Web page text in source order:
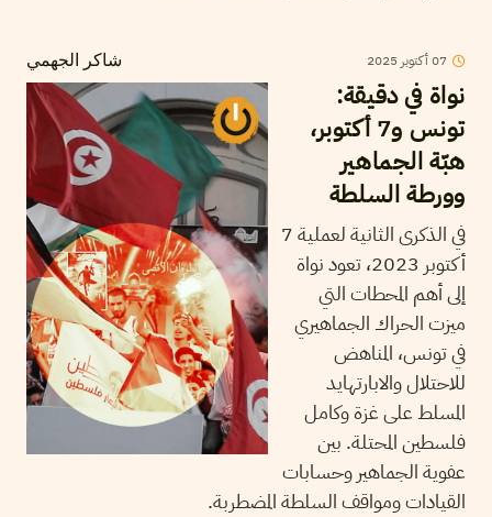
شاكر الجهمي 07أكتوبر 2025
نواة في دقيقة:
تونس و7 أكتوبر،
هبّة الجماهير
وورطة السلطة
في الذكرى الثانية لعملية 7
أكتوبر 2023، تعود نواة
إلى أهم المحطات التي
ميزت الحراك الجماهيري
في تونس، المناهض
للاحتلال والابارتهايد
المسلط على غزة وكامل
فلسطين المحتلة. بين
عفوية الجماهير وحسابات
القيادات ومواقف السلطة المضطربة.